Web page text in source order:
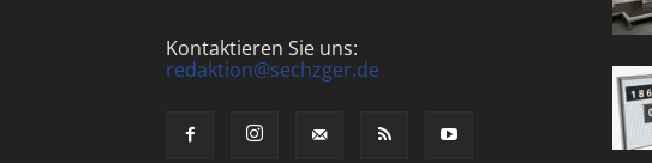
Kontaktieren Sie uns:
redaktion@sechzger.de